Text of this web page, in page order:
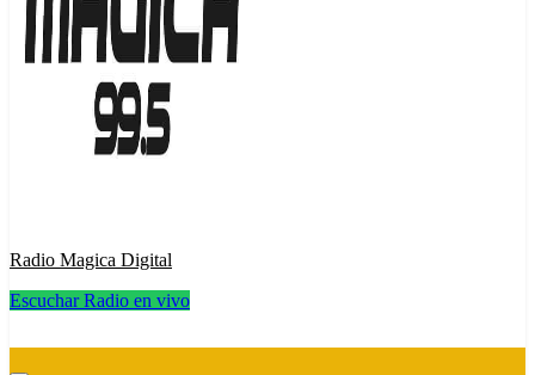
Radio Magica Digital
Escuchar Radio en vivo